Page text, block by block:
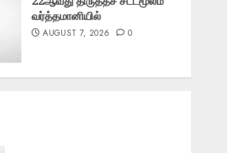
வர்த்தமானியில்
AUGUST 7, 2026 0